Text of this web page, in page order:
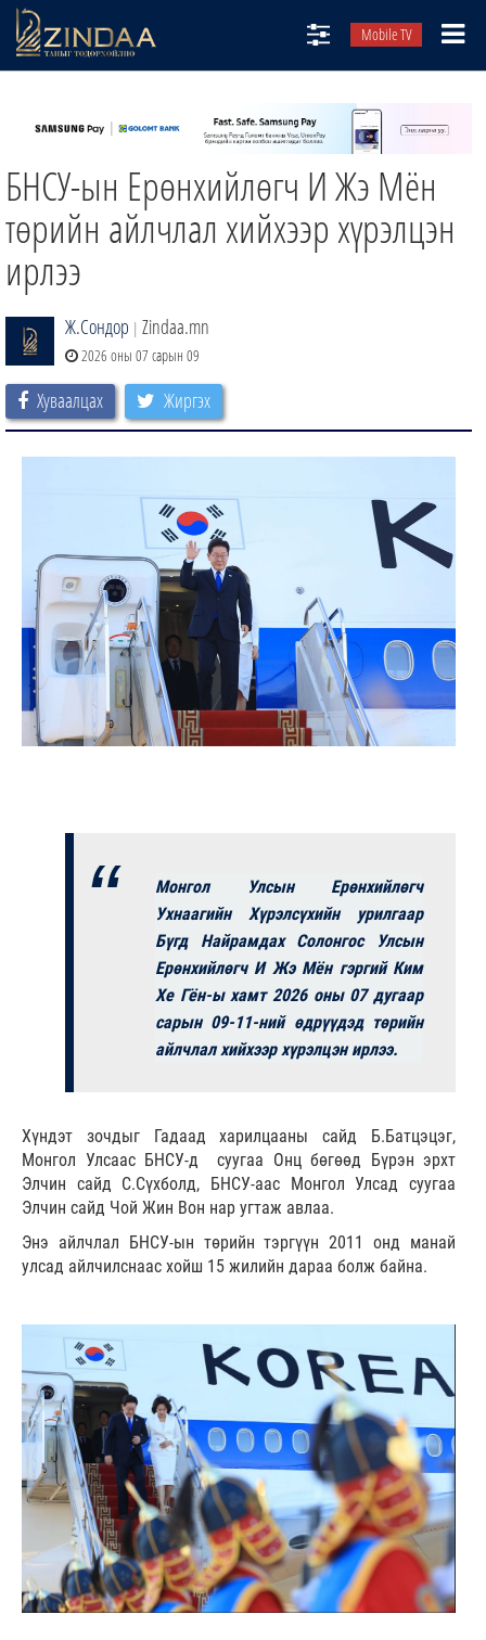
Mobile TV
ТВ8
ӨГЛӨӨНИЙ СОНИН
АУДИО ЗОХИОЛ
ЗИНДАА СЭТГҮҮЛ
БНСУ-ын Ерөнхийлөгч И Жэ Мён
төрийн айлчлал хийхээр хүрэлцэн
ирлээ
Ж.Сондор | Zindaa.mn
2026 оны 07 сарын 09
Хуваалцах Жиргэх
Монгол Улсын Ерөнхийлөгч
Ухнаагийн Хүрэлсүхийн урилгаар
Бүгд Найрамдах Солонгос Улсын
Ерөнхийлөгч И Жэ Мён гэргий Ким
Хе Гён-ы хамт 2026 оны 07 дугаар
сарын 09-11-ний өдрүүдэд төрийн
айлчлал хийхээр хүрэлцэн ирлээ.
Хүндэт зочдыг Гадаад харилцааны сайд Б.Батцэцэг,
Монгол Улсаас БНСУ-д суугаа Онц бөгөөд Бүрэн эрхт
Элчин сайд С.Сүхболд, БНСУ-аас Монгол Улсад суугаа
Элчин сайд Чой Жин Вон нар угтаж авлаа.
Энэ айлчлал БНСУ-ын төрийн тэргүүн 2011 онд манай
улсад айлчилснаас хойш 15 жилийн дараа болж байна.